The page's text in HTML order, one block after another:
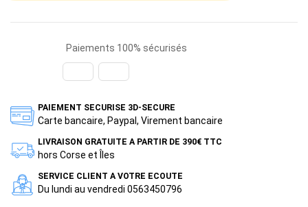
Paiements 100% sécurisés
PAIEMENT SECURISE 3D-SECURE
Carte bancaire, Paypal, Virement bancaire
LIVRAISON GRATUITE A PARTIR DE 390€ TTC
hors Corse et Îles
SERVICE CLIENT A VOTRE ECOUTE
Du lundi au vendredi 0563450796